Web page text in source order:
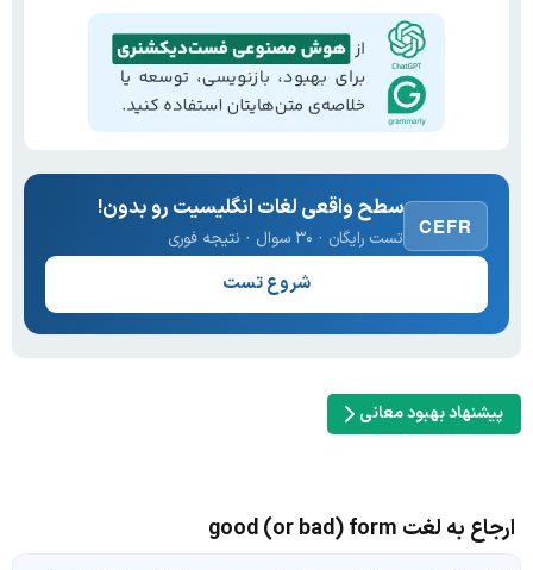
CEFR
سطح واقعی لغات انگلیسیت رو بدون!
تست رایگان · ۳۰ سوال · نتیجه فوری
شروع تست
پیشنهاد بهبود معانی
ارجاع به لغت good (or bad) form